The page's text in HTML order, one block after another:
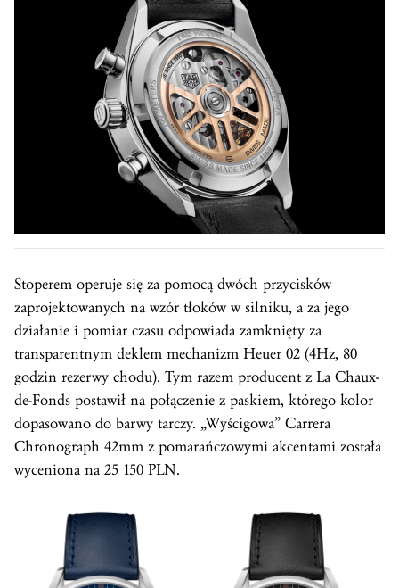
Stoperem operuje się za pomocą dwóch przycisków
zaprojektowanych na wzór tłoków w silniku, a za jego
działanie i pomiar czasu odpowiada zamknięty za
transparentnym deklem mechanizm Heuer 02 (4Hz, 80
godzin rezerwy chodu). Tym razem producent z La Chaux-
de-Fonds postawił na połączenie z paskiem, którego kolor
dopasowano do barwy tarczy. „Wyścigowa” Carrera
Chronograph 42mm z pomarańczowymi akcentami została
wyceniona na 25 150 PLN.